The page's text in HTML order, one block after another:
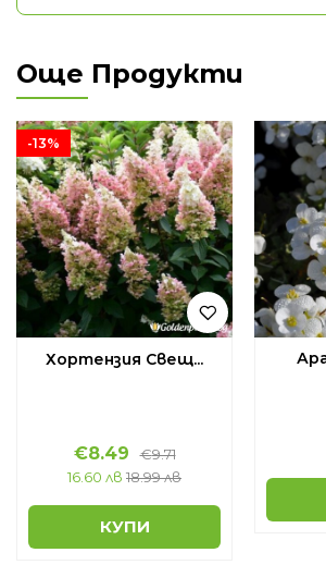
Още Продукти
-13%
Хортензия Свещ...
€8.49 €9.71
16.60 лв 18.99 лв
КУПИ